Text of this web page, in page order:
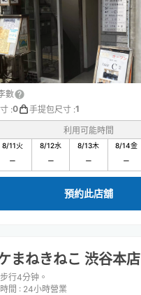
數
:0 手提包尺寸 :1
利用可能時間
8/11火 8/12水 8/13木 8/14金
預約此店舖
まねきねこ 渋谷本店
行4分钟。
間 : 24小時營業